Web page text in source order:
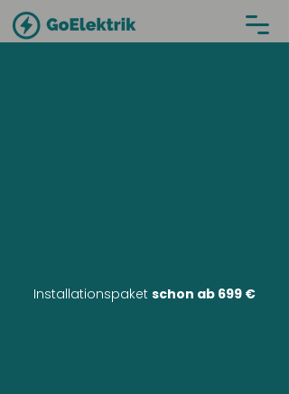
Installationspaket schon ab 699 €